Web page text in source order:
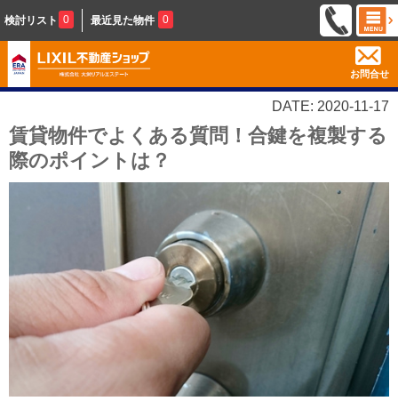
検討リスト 0 最近見た物件 0
お問合せ
DATE: 2020-11-17
賃貸物件でよくある質問！合鍵を複製する
際のポイントは？